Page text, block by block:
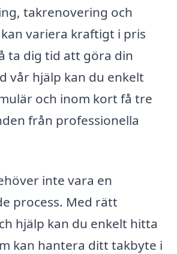
takrenovering och
variera kraftigt i pris
ta dig tid att göra din
vår hjälp kan du enkelt
och inom kort få tre
från professionella
inte vara en
process. Med rätt
hjälp kan du enkelt hitta
kan hantera ditt takbyte i